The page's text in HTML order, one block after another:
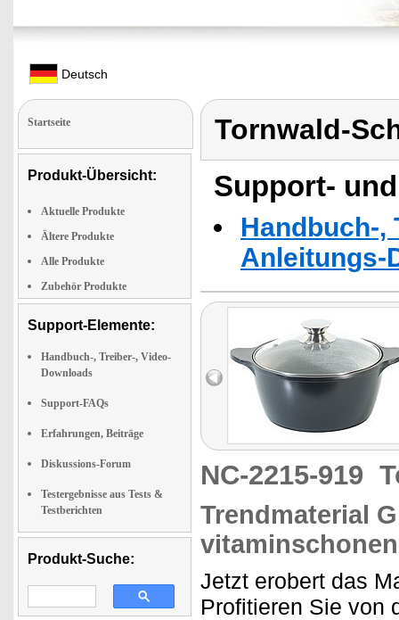
Deutsch
Startseite
Produkt-Übersicht:
Aktuelle Produkte
Ältere Produkte
Alle Produkte
Zubehör Produkte
Support-Elemente:
Handbuch-, Treiber-, Video-
Downloads
Support-FAQs
Erfahrungen, Beiträge
Diskussions-Forum
Testergebnisse aus Tests &
Testberichten
Produkt-Suche:
Tornwald-
Support-
Handbuch-,
Anleitungs-
NC-2215-919
Trendmaterial
Jetzt erobert das
Profitieren Sie von